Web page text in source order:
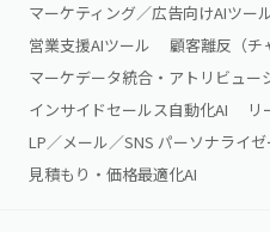
マーケティング／広告向けAIツー
営業支援AIツール
顧客離反（チ
マーケデータ統合・アトリビュー
インサイドセールス自動化AI
リ
LP／メール／SNS パーソナライ
見積もり・価格最適化AI